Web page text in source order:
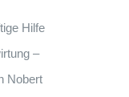
Hilfe
–
Nobert